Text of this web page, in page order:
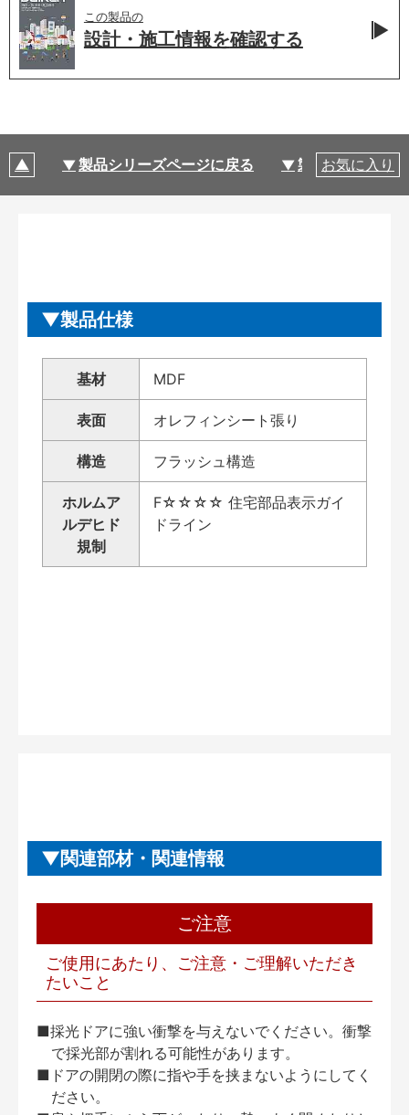
この製品の
設計・施工情報を確認する
製品シリーズページに戻る 製品仕様
お気に入り
製品仕様
基材 MDF
表面 オレフィンシート張り
構造 フラッシュ構造
ホルムア
ルデヒド
規制
F☆☆☆☆ 住宅部品表示ガイ
ドライン
関連部材・関連情報
ご注意
ご使用にあたり、ご注意・ご理解いただき
たいこと
■採光ドアに強い衝撃を与えないでください。衝撃
で採光部が割れる可能性があります。
■ドアの開閉の際に指や手を挟まないようにしてく
ださい。